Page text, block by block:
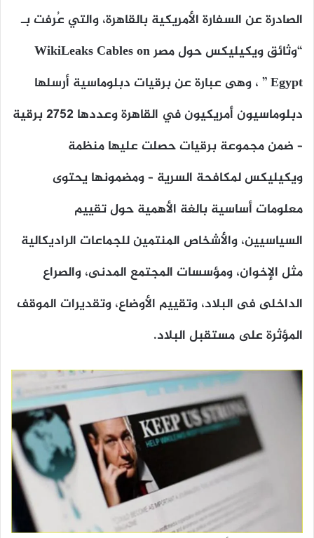
الصادرة عن السفارة الأمريكية بالقاهرة، والتي عُرفت بـ
“وثائق ويكيليكسحول مصرWikiLeaks Cables on
Egypt ” ، وهى عبارة عن برقيات دبلوماسية أرسلها
دبلوماسيون أمريكيون في القاهرة وعددها 2752 برقية
– ضمن مجموعة برقيات حصلت عليها منظمة
ويكيليكس لمكافحة السرية – ومضمونها يحتوى
معلومات أساسية بالغة الأهمية حول تقييم
السياسيين، والأشخاص المنتمين للجماعات الراديكالية
مثل الإخوان، ومؤسسات المجتمع المدنى، والصراع
الداخلى فى البلاد، وتقييم الأوضاع، وتقديرات الموقف
المؤثرة على مستقبل البلاد.